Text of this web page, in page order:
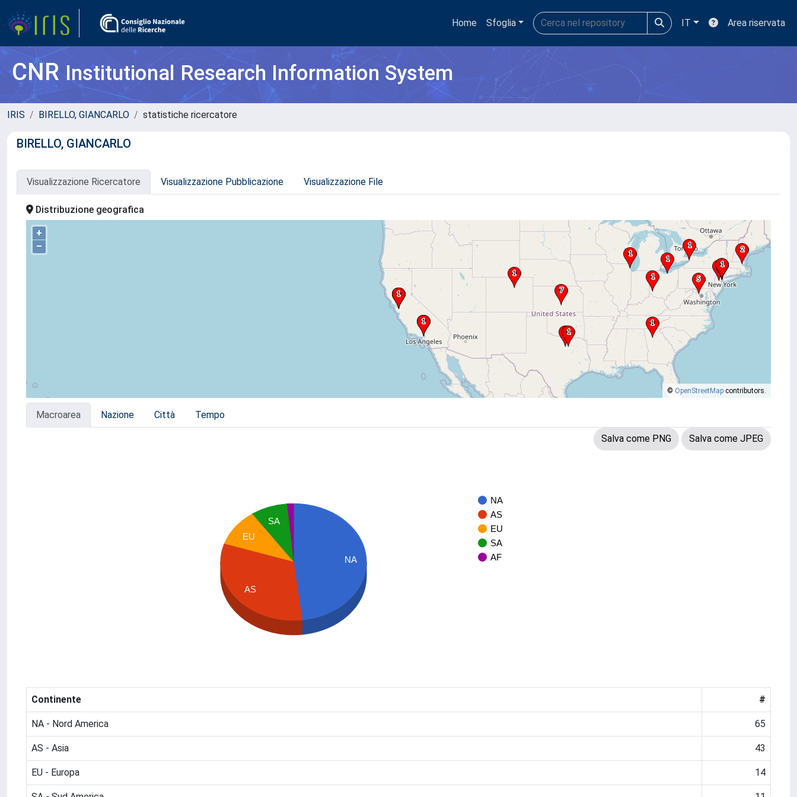
Home Sfoglia IT Area riservata
CNRInstitutional Research Information System
IRIS BIRELLO, GIANCARLO statistiche ricercatore
BIRELLO, GIANCARLO
Visualizzazione Ricercatore Visualizzazione Pubblicazione Visualizzazione File
Distribuzione geografica
+
–
© OpenStreetMap contributors.
Macroarea Nazione Città Tempo
Salva come PNG Salva come JPEG
NA
AS
EU
SA
AF
NA
SA
EU
AS
Continente #
NA - Nord America 65
AS - Asia 43
EU - Europa 14